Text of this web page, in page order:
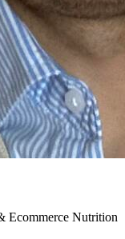
Ecommerce Nutrition